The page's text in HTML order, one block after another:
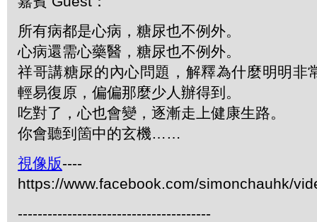
所有病都是心病，糖尿也不例外。
心病還需心藥醫，糖尿也不例外。
祥哥講糖尿的內心問題，解釋為什麼明明非
輕易復原，偏偏那麼少人辦得到。
吃對了，心也會變，逐漸走上健康生路。
你會聽到箇中的玄機……
視像版----
https://www.facebook.com/simonchauhk/
---------------------------------------